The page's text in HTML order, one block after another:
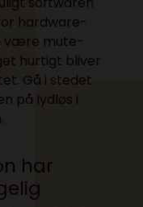
hardware-
være mute-
hurtigt bliver
Gå i stedet
på lydløs i
har